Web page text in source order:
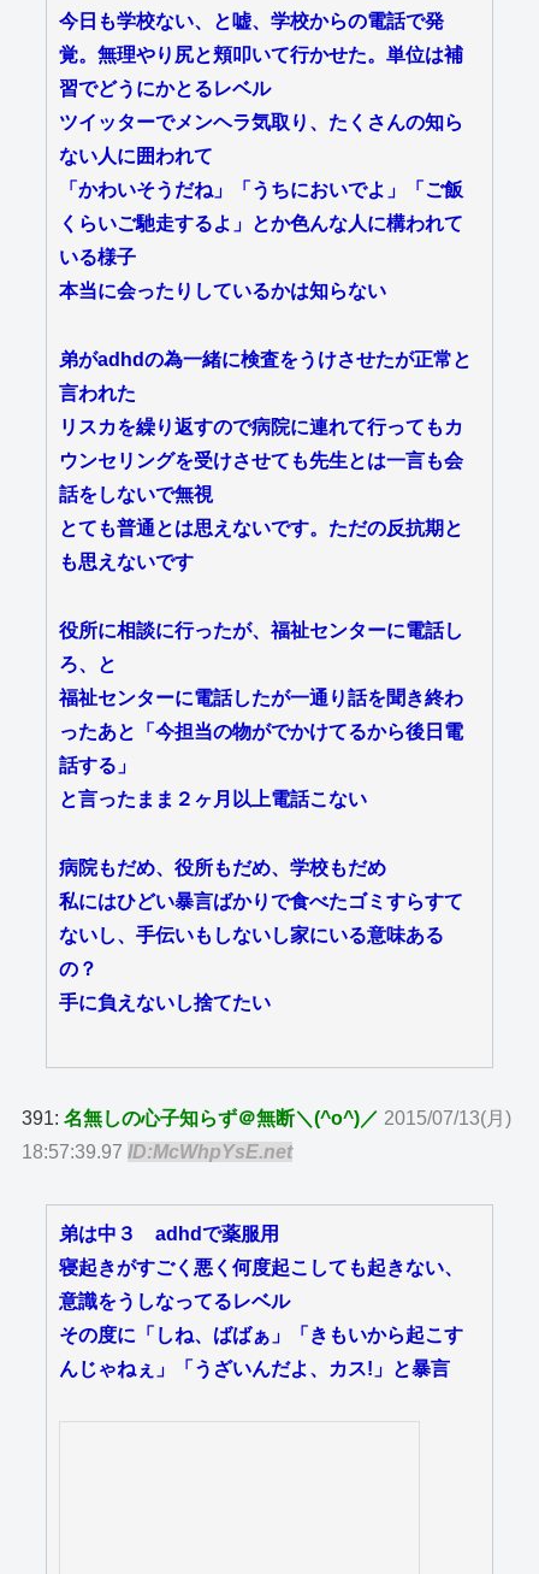
今日も学校ない、と嘘、学校からの電話で発
覚。無理やり尻と頬叩いて行かせた。単位は補
習でどうにかとるレベル
ツイッターでメンヘラ気取り、たくさんの知ら
ない人に囲われて
「かわいそうだね」「うちにおいでよ」「ご飯
くらいご馳走するよ」とか色んな人に構われて
いる様子
本当に会ったりしているかは知らない
弟がadhdの為一緒に検査をうけさせたが正常と
言われた
リスカを繰り返すので病院に連れて行ってもカ
ウンセリングを受けさせても先生とは一言も会
話をしないで無視
とても普通とは思えないです。ただの反抗期と
も思えないです
役所に相談に行ったが、福祉センターに電話し
ろ、と
福祉センターに電話したが一通り話を聞き終わ
ったあと「今担当の物がでかけてるから後日電
話する」
と言ったまま２ヶ月以上電話こない
病院もだめ、役所もだめ、学校もだめ
私にはひどい暴言ばかりで食べたゴミすらすて
ないし、手伝いもしないし家にいる意味ある
の？
手に負えないし捨てたい
391:名無しの心子知らず＠無断＼(^o^)／ 2015/07/13(月)
18:57:39.97ID:McWhpYsE.net
弟は中３ adhdで薬服用
寝起きがすごく悪く何度起こしても起きない、
意識をうしなってるレベル
その度に「しね、ばばぁ」「きもいから起こす
んじゃねぇ」「うざいんだよ、カス!」と暴言